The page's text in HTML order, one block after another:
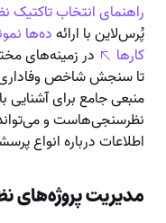
راهنمای انتخاب تاکتیک
پُرس‌لاین با ارائهده‌ها
کارها
در زمینه‌های
تا سنجش شاخص وفاداری
منبعی جامع برای
نظرسنجی‌هاست و
اطلاعات درباره انواع
مدیریت پروژه‌های